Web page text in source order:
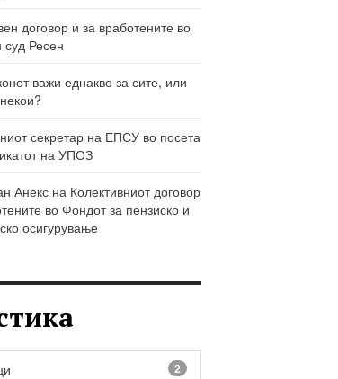
договор и за вработените во
Ресен
важи еднакво за сите, или
секретар на ЕПСУ во посета
на УПОЗ
Анекс на Колективниот договор
во Фондот за пензиско и
осигурување
2